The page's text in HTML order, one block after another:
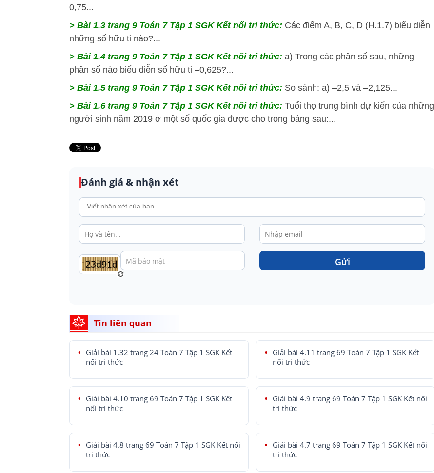
0,75...
> Bài 1.3 trang 9 Toán 7 Tập 1 SGK Kết nối tri thức: Các điểm A, B, C, D (H.1.7) biểu diễn
những số hữu tỉ nào?...
> Bài 1.4 trang 9 Toán 7 Tập 1 SGK Kết nối tri thức: a) Trong các phân số sau, những
phân số nào biểu diễn số hữu tỉ –0,625?...
> Bài 1.5 trang 9 Toán 7 Tập 1 SGK Kết nối tri thức: So sánh: a) –2,5 và –2,125...
> Bài 1.6 trang 9 Toán 7 Tập 1 SGK Kết nối tri thức: Tuổi thọ trung bình dự kiến của những
người sinh năm 2019 ở một số quốc gia được cho trong bảng sau:...
Đánh giá & nhận xét
Gửi
Tin liên quan
Giải bài 1.32 trang 24 Toán 7 Tập 1 SGK Kết
nối tri thức
Giải bài 4.11 trang 69 Toán 7 Tập 1 SGK Kết
nối tri thức
Giải bài 4.10 trang 69 Toán 7 Tập 1 SGK Kết
nối tri thức
Giải bài 4.9 trang 69 Toán 7 Tập 1 SGK Kết nối
tri thức
Giải bài 4.8 trang 69 Toán 7 Tập 1 SGK Kết nối
tri thức
Giải bài 4.7 trang 69 Toán 7 Tập 1 SGK Kết nối
tri thức